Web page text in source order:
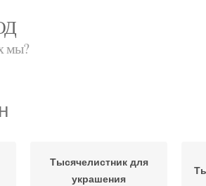
мы?
Тысячелистник для
украшения